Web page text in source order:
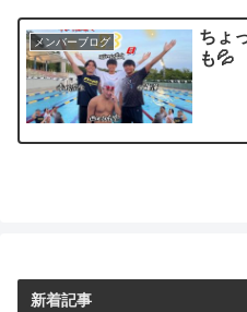
メンバーブログ
ちょ
も💦
新着記事